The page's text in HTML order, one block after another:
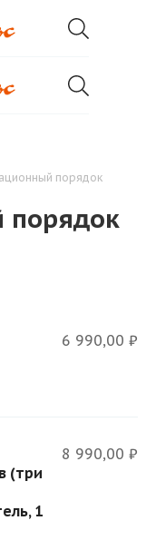
порядок
6 990,00 ₽
(три
1
8 990,00 ₽